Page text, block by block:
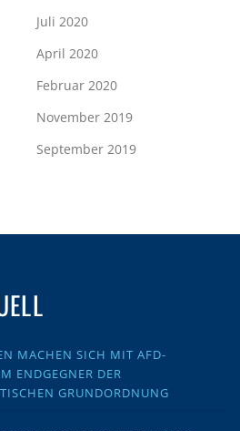
Juli 2020
April 2020
Februar 2020
November 2019
September 2019
MACHEN SICH MIT AFD-
ENDGEGNER DER
GRUNDORDNUNG